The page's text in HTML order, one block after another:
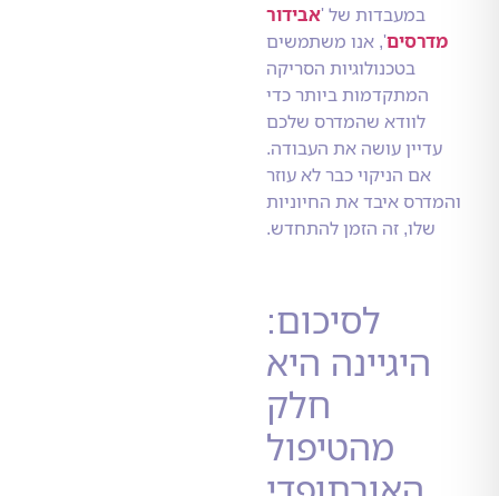
במעבדות של 'אבידור
', אנו משתמשים
בטכנולוגיות הסריקה
המתקדמות ביותר כדי
לוודא שהמדרס שלכם
עושה את העבודה.
הניקוי כבר לא עוזר
איבד את החיוניות
זה הזמן להתחדש.
לסיכום:
היא
מהטיפול